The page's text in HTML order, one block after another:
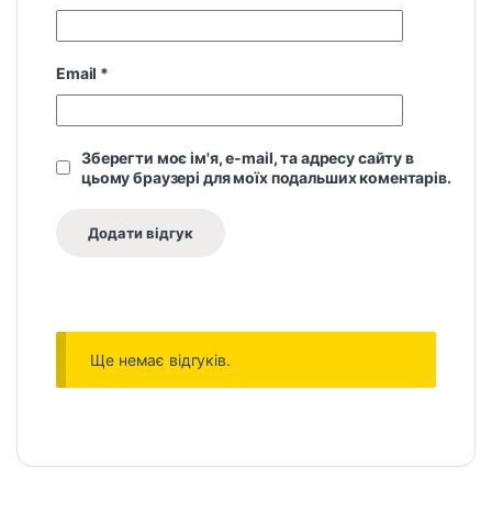
Email *
Зберегти моє ім'я, e-mail, та адресу сайту в
цьому браузері для моїх подальших коментарів.
Ще немає відгуків.